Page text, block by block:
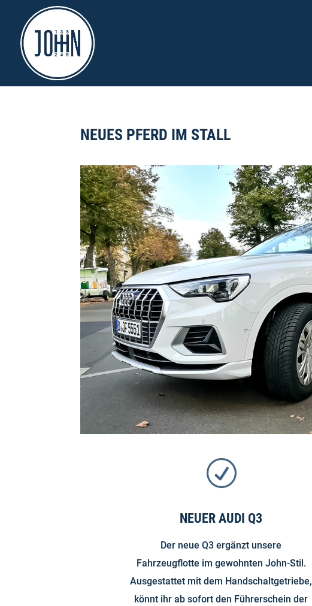
NEUES PFERD IM STALL
R
NEUER AUDI Q3
Der neue Q3 ergänzt unsere
Fahrzeugflotte im gewohnten John-Stil.
Ausgestattet mit dem Handschaltgetriebe,
könnt ihr ab sofort den Führerschein der